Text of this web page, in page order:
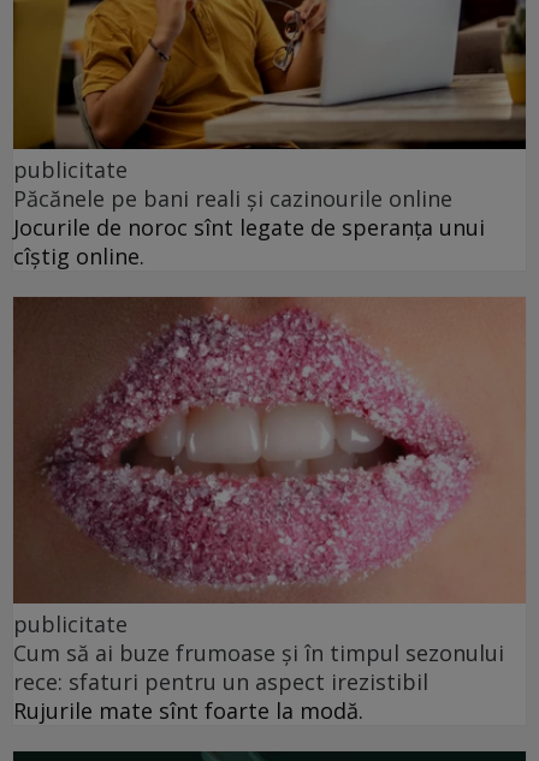
publicitate
Păcănele pe bani reali și cazinourile online
Jocurile de noroc sînt legate de speranța unui
cîștig online.
publicitate
Cum să ai buze frumoase şi în timpul sezonului
rece: sfaturi pentru un aspect irezistibil
Rujurile mate sînt foarte la modă.